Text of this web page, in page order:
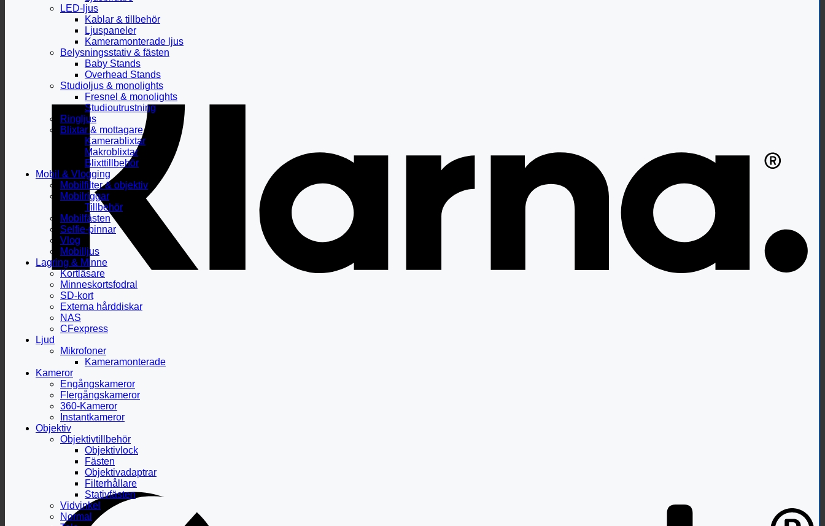
LED-ljus
Kablar & tillbehör
Ljuspaneler
Kameramonterade ljus
Belysningsstativ & fästen
Baby Stands
Overhead Stands
Studioljus & monolights
Fresnel & monolights
Studioutrustning
Ringljus
Blixtar & mottagare
Kamerablixtar
Makroblixtar
Blixttillbehör
Mobil & Vlogging
Mobilfilter & objektiv
Mobilriggar
Tillbehör
Mobilfästen
Selfie-pinnar
Vlog
Mobilljus
Lagring & Minne
Kortläsare
Minneskortsfodral
SD-kort
Externa hårddiskar
NAS
CFexpress
Ljud
Mikrofoner
Kameramonterade
Kameror
Engångskameror
Flergångskameror
360-Kameror
Instantkameror
Objektiv
Objektivtillbehör
Objektivlock
Fästen
Objektivadaptrar
Filterhållare
Stativfästen
Vidvinkel
Normal